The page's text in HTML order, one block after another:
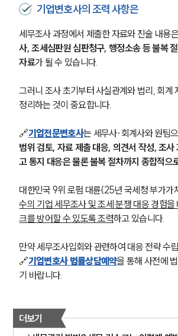
기업변호사의 조력 사항은
세무조사 과정에서 제출한 자료와 진술 내용
사, 조세심판원 심판청구, 행정소송 등 불복
자료가 될 수 있습니다.
그러니 조사 초기부터 사실관계와 법리, 회계
정리하는 것이 중요합니다.
🔗기업전문변호사는 세무사·회계사와 원팀
범위 검토, 자료 제출 대응, 의견서 작성, 조사
고 통지 대응은 물론 불복 절차까지 종합적으
대한민국 9위 로펌 대륜(25년 국세청 부가가
수의 기업 세무조사 및 조세 분쟁 대응 경험을
크를 방어할 수 있도록 조력하고 있습니다.
만약 세무조사입회와 관련하여 대응 전략 수
🔗기업변호사 법률상담예약을 통해 사전에
기 바랍니다.
더보기